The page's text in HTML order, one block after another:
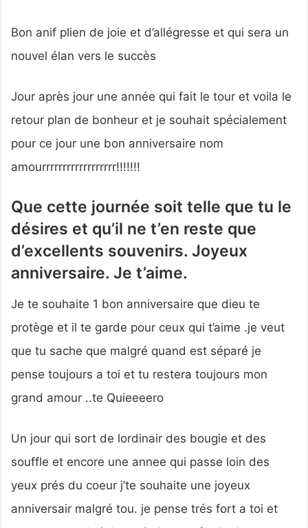
Bon anif plien de joie et d’allégresse et qui sera un
nouvel élan vers le succès
Jour après jour une année qui fait le tour et voila le
retour plan de bonheur et je souhait spécialement
pour ce jour une bon anniversaire nom
amourrrrrrrrrrrrrrrrrr!!!!!!!
Que cette journée soit telle que tu le
désires et qu’il ne t’en reste que
d’excellents souvenirs. Joyeux
anniversaire. Je t’aime.
Je te souhaite 1 bon anniversaire que dieu te
protège et il te garde pour ceux qui t’aime .je veut
que tu sache que malgré quand est séparé je
pense toujours a toi et tu restera toujours mon
grand amour ..te Quieeeero
Un jour qui sort de lordinair des bougie et des
souffle et encore une annee qui passe loin des
yeux prés du coeur j’te souhaite une joyeux
anniversair malgré tou. je pense trés fort a toi et